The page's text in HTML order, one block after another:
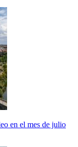
en el mes de julio